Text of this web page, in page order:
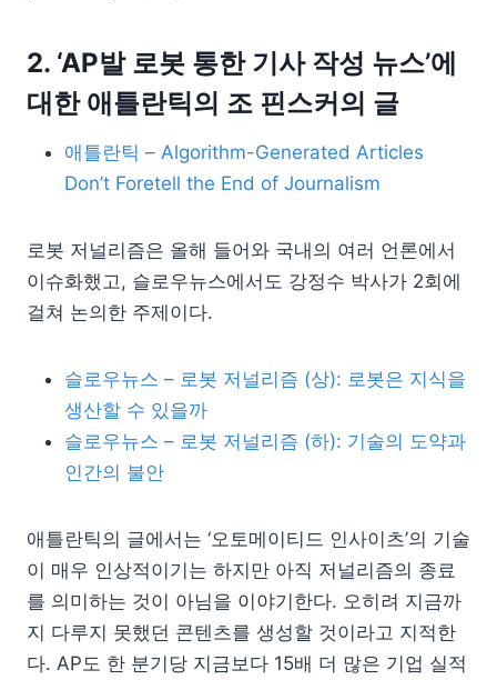
2. ‘AP발 로봇 통한 기사 작성 뉴스’에
대한 애틀란틱의 조 핀스커의 글
애틀란틱 – Algorithm-Generated Articles
Don’t Foretell the End of Journalism
로봇 저널리즘은 올해 들어와 국내의 여러 언론에서
이슈화했고, 슬로우뉴스에서도 강정수 박사가 2회에
걸쳐 논의한 주제이다.
슬로우뉴스 – 로봇 저널리즘 (상): 로봇은 지식을
생산할 수 있을까
슬로우뉴스 – 로봇 저널리즘 (하): 기술의 도약과
인간의 불안
애틀란틱의 글에서는 ‘오토메이티드 인사이츠’의 기술
이 매우 인상적이기는 하지만 아직 저널리즘의 종료
를 의미하는 것이 아님을 이야기한다. 오히려 지금까
지 다루지 못했던 콘텐츠를 생성할 것이라고 지적한
다. AP도 한 분기당 지금보다 15배 더 많은 기업 실적